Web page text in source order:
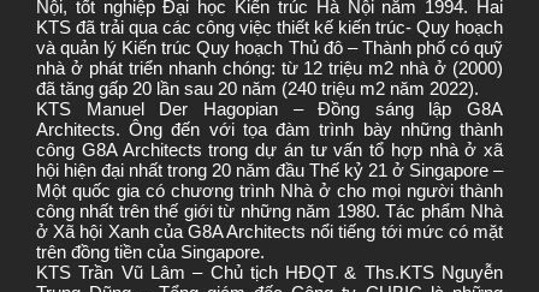
Nội, tốt nghiệp Đại học Kiến trúc Hà Nội năm 1994. Hai
KTS đã trải qua các công việc thiết kế kiến trúc- Quy hoạch
và quản lý Kiến trúc Quy hoạch Thủ đô – Thành phố có quỹ
nhà ở phát triển nhanh chóng: từ 12 triệu m2 nhà ở (2000)
đã tăng gấp 20 lần sau 20 năm (240 triệu m2 năm 2022).
KTS Manuel Der Hagopian – Đồng sáng lập G8A
Architects. Ông đến với tọa đàm trình bày những thành
công G8A Architects trong dự án tư vấn tổ hợp nhà ở xã
hội hiện đại nhất trong 20 năm đầu Thế kỷ 21 ở Singapore –
Một quốc gia có chương trình Nhà ở cho mọi người thành
công nhất trên thế giới từ những năm 1980. Tác phẩm Nhà
ở Xã hội Xanh của G8A Architects nổi tiếng tới mức có mặt
trên đồng tiền của Singapore.
KTS Trần Vũ Lâm – Chủ tịch HĐQT & Ths.KTS Nguyễn